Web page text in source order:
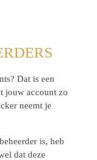
Dat is een
jouw account zo
neemt je
is, heb
dat deze